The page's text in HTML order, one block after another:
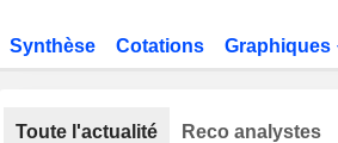
Synthèse Cotations Graphiques
Toute l'actualité Reco analystes